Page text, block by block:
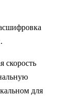
скорость
для